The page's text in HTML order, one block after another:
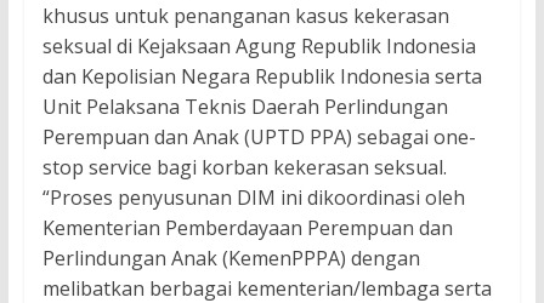
khusus untuk penanganan kasus kekerasan
seksual di Kejaksaan Agung Republik Indonesia
dan Kepolisian Negara Republik Indonesia serta
Unit Pelaksana Teknis Daerah Perlindungan
Perempuan dan Anak (UPTD PPA) sebagai one-
stop service bagi korban kekerasan seksual.
“Proses penyusunan DIM ini dikoordinasi oleh
Kementerian Pemberdayaan Perempuan dan
Perlindungan Anak (KemenPPPA) dengan
melibatkan berbagai kementerian/lembaga serta